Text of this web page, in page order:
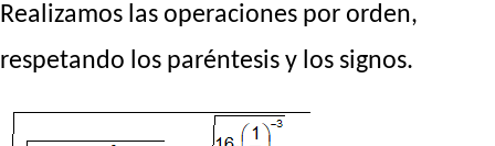
Realizamos las operaciones por orden,
respetando los paréntesis y los signos.